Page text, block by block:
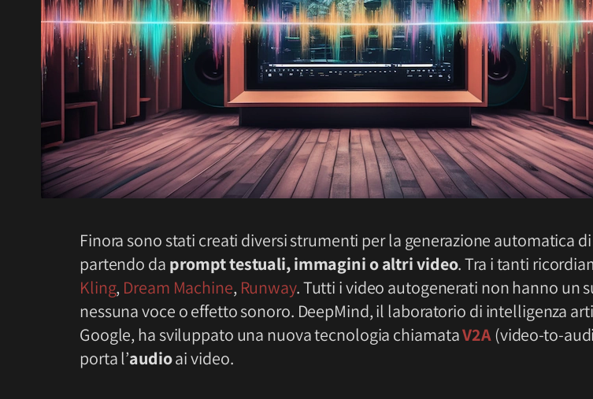
Finora sono stati creati diversi strumenti per la generazione automatica
partendo da prompt testuali, immagini o altri video. Tra i tanti
Kling, Dream Machine, Runway. Tutti i video autogenerati non hanno un
nessuna voce o effetto sonoro. DeepMind, il laboratorio di intelligenza
Google, ha sviluppato una nuova tecnologia chiamataV2A(video-to-
porta l’audioai video.